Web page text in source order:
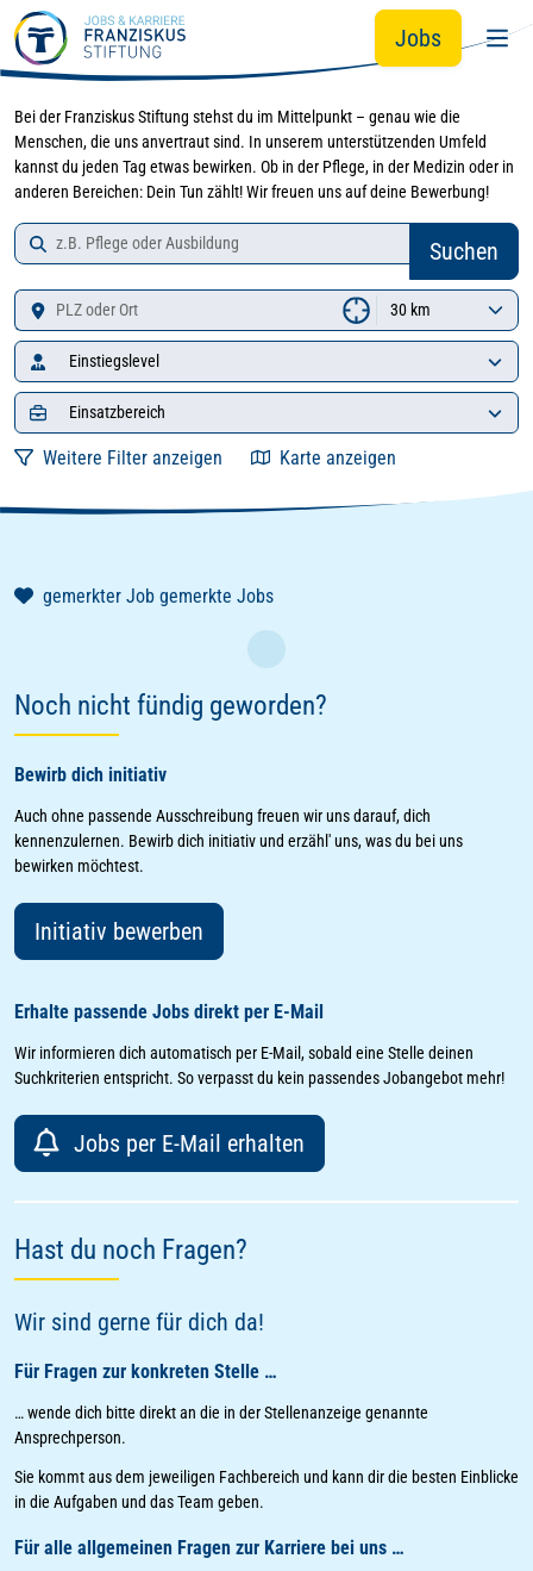
Zur Jobsuche springen Zum Hauptinhalt springen
Jobs
Bei der Franziskus Stiftung stehst du im Mittelpunkt – genau wie die
Menschen, die uns anvertraut sind. In unserem unterstützenden Umfeld
kannst du jeden Tag etwas bewirken. Ob in der Pflege, in der Medizin oder in
anderen Bereichen: Dein Tun zählt! Wir freuen uns auf deine Bewerbung!
Job-Suche
Suchen
Standort
Zu den Suchergebnissen springen
Einstiegslevel
Einsatzbereich
Weitere Filter anzeigen Karte anzeigen
gemerkter Job gemerkte Jobs
Noch nicht fündig geworden?
Bewirb dich initiativ
Auch ohne passende Ausschreibung freuen wir uns darauf, dich
kennenzulernen. Bewirb dich initiativ und erzähl' uns, was du bei uns
bewirken möchtest.
Initiativ bewerben
Erhalte passende Jobs direkt per E-Mail
Wir informieren dich automatisch per E-Mail, sobald eine Stelle deinen
Suchkriterien entspricht. So verpasst du kein passendes Jobangebot mehr!
Jobs per E-Mail erhalten
Hast du noch Fragen?
Wir sind gerne für dich da!
Für Fragen zur konkreten Stelle …
… wende dich bitte direkt an die in der Stellenanzeige genannte
Ansprechperson.
Sie kommt aus dem jeweiligen Fachbereich und kann dir die besten Einblicke
in die Aufgaben und das Team geben.
Für alle allgemeinen Fragen zur Karriere bei uns …